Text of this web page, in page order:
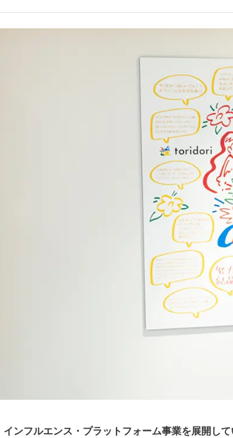
インフルエンス・プラットフォーム事業を展開し